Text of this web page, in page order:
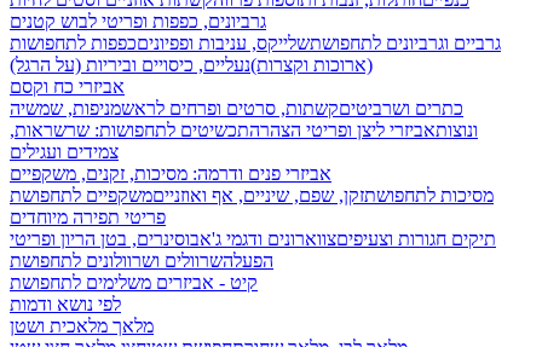
גרביונים, כפפות ופריטי לבוש קטנים
גרביים וגרביונים לתחפושתשלייקס, עניבות ופפיוניםכפפות לתחפושות
(ארוכות וקצרות)נעליים, כיסויים וביריות (על הרגל)
אביזרי כח וקסם
כתרים ושרביטיםקשתות, סרטים ופרחים לראשמניפות, שמשיה
ונוצותאביזרי ליצן ופריטי הצהרהתכשיטים לתחפושות: שרשראות,
צמידים ועגילים
אביזרי פנים ודרמה: מסיכות, זקנים, משקפיים
מסיכות לתחפושתזקן, שפם, שיניים, אף ואוזנייםמשקפיים לתחפושת
פריטי תפירה מיוחדים
תיקים חגורות וצעיפיםצווארונים ודגמי ג'אבוסינרים, בטן הריון ופריטי
הפעלהשרוולים ושרוולונים לתחפושת
קיט - אביזרים משלימים לתחפושת
לפי נושא ודמות
מלאך מלאכית ושטן